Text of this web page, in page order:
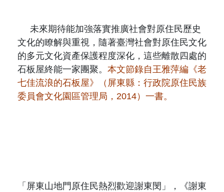
未來期待能加強落實推廣社會對原住民歷史
文化的瞭解與重視，隨著臺灣社會對原住民文化
的多元文化資產保護程度深化，這些離散四處的
石板屋終能一家團聚。 本文節錄自王雅萍編《老
七佳流浪的石板屋》（屏東縣：行政院原住民族
委員會文化園區管理局， 2014）一書。
「屏東山地門原住民熱烈歡迎謝東閔」，《謝東